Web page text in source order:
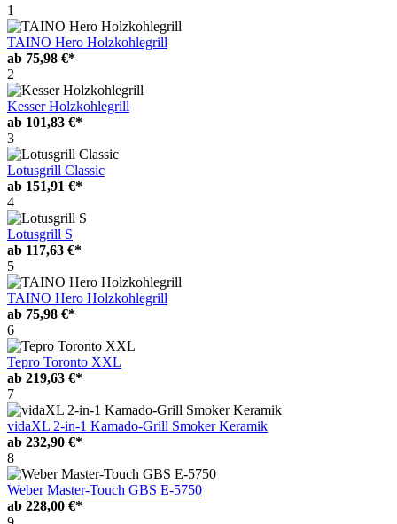
1
TAINO Hero Holzkohlegrill
ab 75,98 €*
2
Kesser Holzkohlegrill
ab 101,83 €*
3
Lotusgrill Classic
ab 151,91 €*
4
Lotusgrill S
ab 117,63 €*
5
TAINO Hero Holzkohlegrill
ab 75,98 €*
6
Tepro Toronto XXL
ab 219,63 €*
7
vidaXL 2-in-1 Kamado-Grill Smoker Keramik
ab 232,90 €*
8
Weber Master-Touch GBS E-5750
ab 228,00 €*